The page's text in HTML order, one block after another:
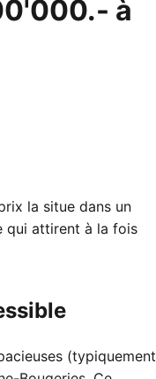
à
la situe dans un
qui attirent à la fois
(typiquement